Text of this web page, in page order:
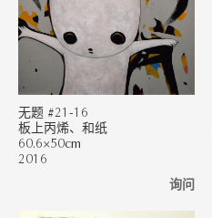
无题 #21-16
板上丙烯、和纸
60.6×50cm
2016
询问